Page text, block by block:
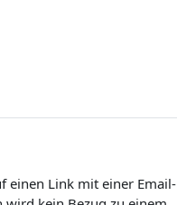
einen Link mit einer Email-